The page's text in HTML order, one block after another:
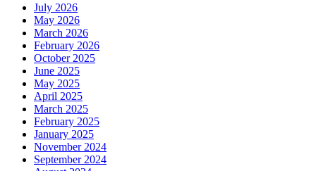
July 2026
May 2026
March 2026
February 2026
October 2025
June 2025
May 2025
April 2025
March 2025
February 2025
January 2025
November 2024
September 2024